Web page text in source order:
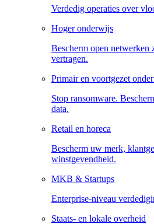
Verdedig operaties over
Hoger onderwijs
Bescherm open netwerken
vertragen.
Primair en voortgezet
Stop ransomware.
data.
Retail en horeca
Bescherm uw merk,
winstgevendheid.
MKB & Startups
Enterprise-niveau
Staats- en lokale overheid